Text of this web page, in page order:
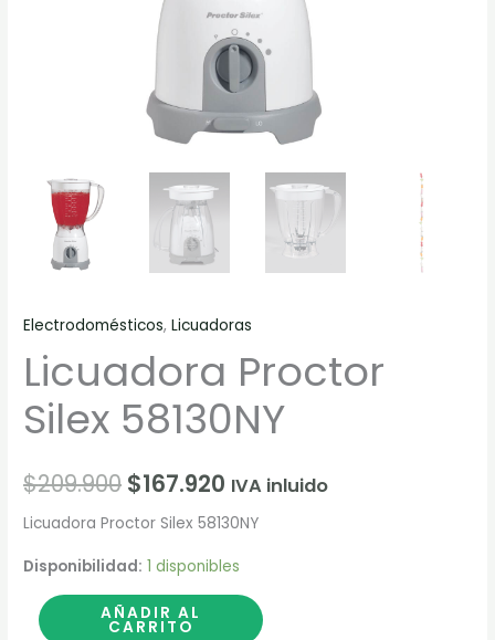
Electrodomésticos,Licuadoras
Licuadora Proctor
Silex 58130NY
$209.900 $167.920 IVA inluido
Licuadora Proctor Silex 58130NY
Disponibilidad: 1 disponibles
AÑADIR AL
CARRITO